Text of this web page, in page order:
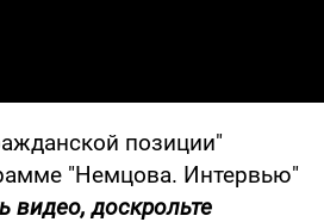
позиции"
"Немцова. Интервью"
видео, доскрольте